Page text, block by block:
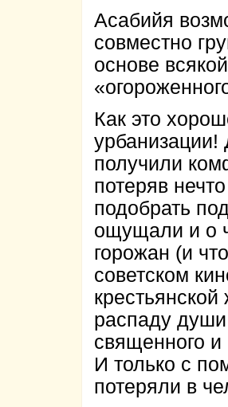
Асабийя
совместно
основе
Как это
урбанизации!
получили
потеряв
подобрать
ощущали и о
горожан (и
советском
распаду души
священного и
И только с
потеряли в